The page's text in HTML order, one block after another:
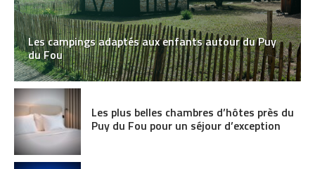
Les campings adaptés aux enfants autour du Puy
du Fou
Les plus belles chambres d’hôtes près du
Puy du Fou pour un séjour d’exception